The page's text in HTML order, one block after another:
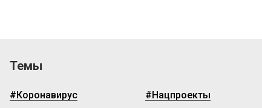
Темы
#Коронавирус
#Нацпроекты